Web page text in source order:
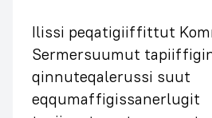
Ilissi peqatigiiffittut
Sermersuumut
qinnuteqalerussi suut
eqqumaffigissanerlugit